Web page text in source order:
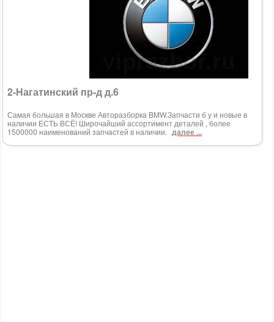
2-Нагатинский пр-д д.6
Самая большая в Москве Авторазборка BMW.Запчасти б у и новые в
наличии ЕСТЬ ВСЁ! Широчайший ассортимент деталей , более
1500000 наименований запчастей в наличии. далее ...